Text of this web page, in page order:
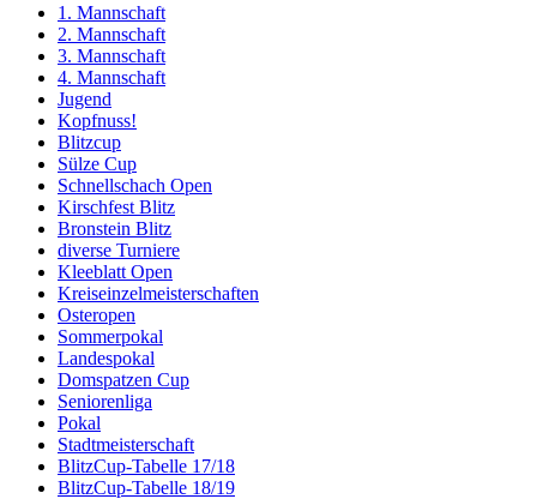
1. Mannschaft
2. Mannschaft
3. Mannschaft
4. Mannschaft
Jugend
Kopfnuss!
Blitzcup
Sülze Cup
Schnellschach Open
Kirschfest Blitz
Bronstein Blitz
diverse Turniere
Kleeblatt Open
Kreiseinzelmeisterschaften
Osteropen
Sommerpokal
Landespokal
Domspatzen Cup
Seniorenliga
Pokal
Stadtmeisterschaft
BlitzCup-Tabelle 17/18
BlitzCup-Tabelle 18/19